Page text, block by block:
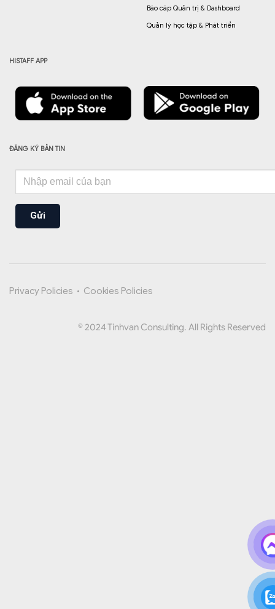
Báo cáp Quản trị & Dashboard
Quản lý học tập & Phát triển
HISTAFF APP
ĐĂNG KÝ BẢN TIN
Gửi
Privacy Policies • Cookies Policies
© 2024 Tinhvan Consulting. All Rights Reserved